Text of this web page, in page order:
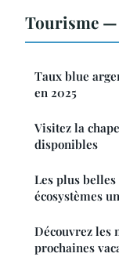
Tourisme —
Taux blue
en 2025
Visitez la
disponibles
Les plus
écosystèmes
Découvrez les
prochaines